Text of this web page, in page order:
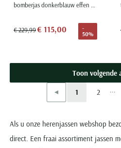
bomberjas donkerblauw effen wijde fit
€ 229,99€ 115,00
-
50%
Toon volgende
Vorige
1 2
...
Als u onze herenjassen webshop
direct. Een fraai assortiment jassen